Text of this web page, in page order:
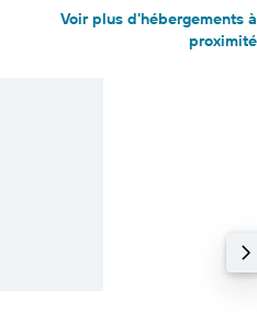
Voir plus d'hébergements à
proximité